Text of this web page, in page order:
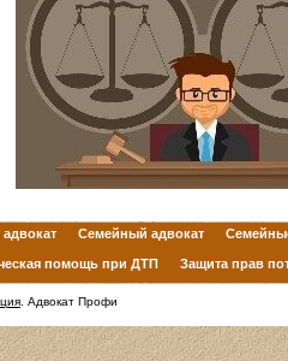
Семейный адвокат
помощь при ДТП Защита прав
. Адвокат Профи